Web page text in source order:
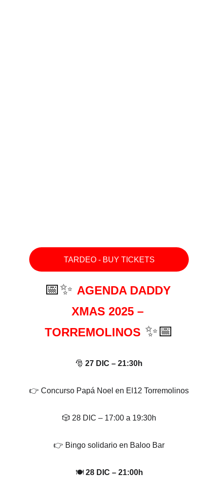
TARDEO - BUY TICKETS
📅✨ AGENDA DADDY
XMAS 2025 –
TORREMOLINOS ✨📅
🎅 27 DIC – 21:30h
👉 Concurso Papá Noel en El12 Torremolinos
🎲 28 DIC – 17:00 a 19:30h
👉 Bingo solidario en Baloo Bar
🍽️ 28 DIC – 21:00h